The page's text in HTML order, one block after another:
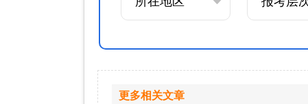
更多相关文章